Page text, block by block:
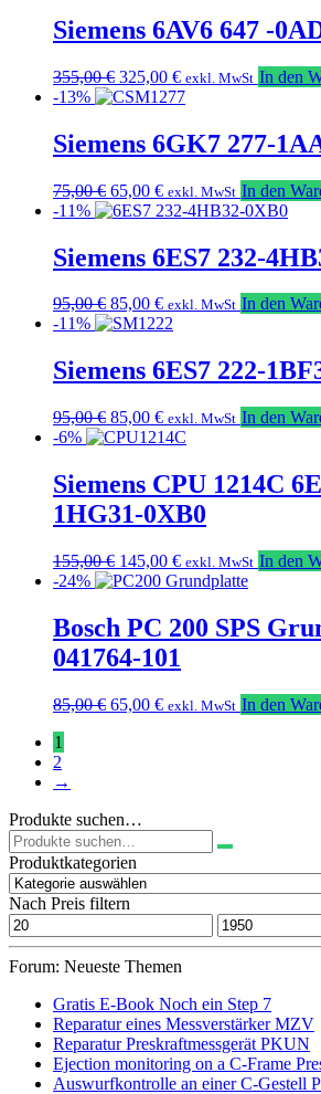
149,00 €129,00 €.
Siemens 6AV6 647 -
355,00€ Ursprünglicher
Preis
355,00 €
325,00 €Aktueller
Preis
325,00 €.
exkl. MwSt In den
-13%
Siemens 6GK7 277-
75,00€ Ursprünglicher
Preis
75,00 €
65,00 €Aktueller
Preis
65,00 €.
exkl. MwSt In den
-11%
Siemens 6ES7 232-
95,00€ Ursprünglicher
Preis
95,00 €
85,00 €Aktueller
Preis
85,00 €.
exkl. MwSt In den
-11%
Siemens 6ES7 222-
95,00€ Ursprünglicher
Preis
95,00 €
85,00 €Aktueller
Preis
85,00 €.
exkl. MwSt In den
-6%
Siemens CPU 1214C
1HG31-0XB0
155,00€ Ursprünglicher
Preis
155,00 €
145,00 €Aktueller
Preis
145,00 €.
exkl. MwSt In den
-24%
Bosch PC 200 SPS
041764-101
85,00€ Ursprünglicher
65,00 €Aktueller
exkl. MwSt In den
1
2
→
Produkte suchen…
Suchen
nach:
Produktkategorien
Nach Preis filtern
Min.
Preis
Max.
Preis
Forum: Neueste Themen
Gratis E-Book Noch ein Step 7
Reparatur eines Messverstärker MZV
Reparatur Preskraftmessgerät PKUN
Ejection monitoring on a C-Frame
Auswurfkontrolle an einer C-Gestell